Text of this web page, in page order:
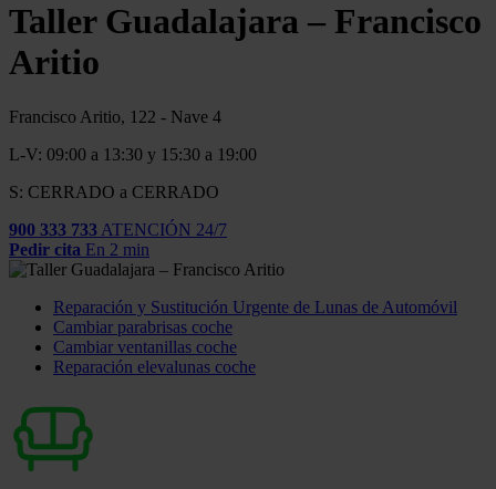
Taller Guadalajara – Francisco
Aritio
Francisco Aritio, 122 - Nave 4
L-V: 09:00 a 13:30 y 15:30 a 19:00
S: CERRADO a CERRADO
900 333 733 ATENCIÓN 24/7
Pedir cita En 2 min
Reparación y Sustitución Urgente de Lunas de Automóvil
Cambiar parabrisas coche
Cambiar ventanillas coche
Reparación elevalunas coche